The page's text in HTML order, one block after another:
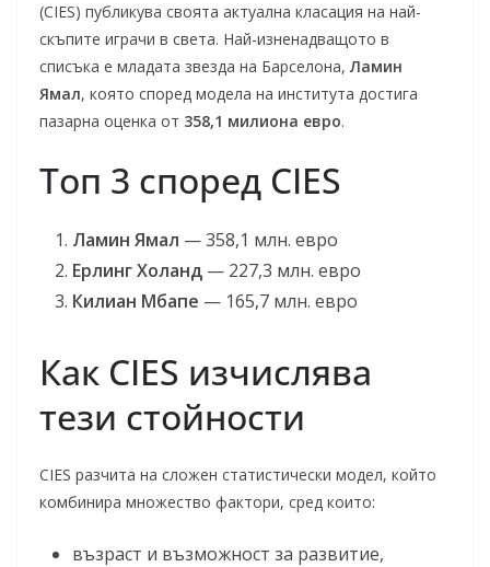
(CIES) публикува своята актуална класация на най-
скъпите играчи в света. Най-изненадващото в
списъка е младата звезда на Барселона, Ламин
Ямал, която според модела на института достига
пазарна оценка от 358,1 милиона евро.
Топ 3 според CIES
Ламин Ямал — 358,1 млн. евро
Ерлинг Холанд — 227,3 млн. евро
Килиан Мбапе — 165,7 млн. евро
Как CIES изчислява
тези стойности
CIES разчита на сложен статистически модел, който
комбинира множество фактори, сред които:
възраст и възможност за развитие,